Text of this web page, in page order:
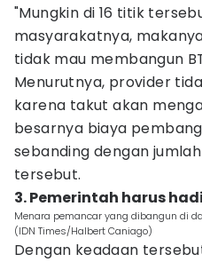
"Mungkin di 16 titik
masyarakatnya,
tidak mau membangun
Menurutnya, provider
karena takut akan
besarnya biaya
sebanding dengan
tersebut.
3. Pemerintah harus
Menara pemancar yang dibangun di
(IDN Times/Halbert Caniago)
Dengan keadaan